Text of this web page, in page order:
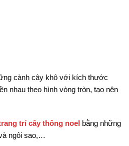
cành cây khô với kích thước
nhau theo hình vòng tròn, tạo nên
trí cây thông noel bằng những
ngôi sao,…